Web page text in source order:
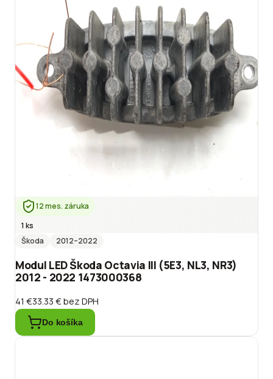
12 mes. záruka
1 ks
Škoda
2012–2022
Modul LED Škoda Octavia III (5E3, NL3, NR3)
2012 - 2022 1473000368
41 €33.33 €bez DPH
Do košíka